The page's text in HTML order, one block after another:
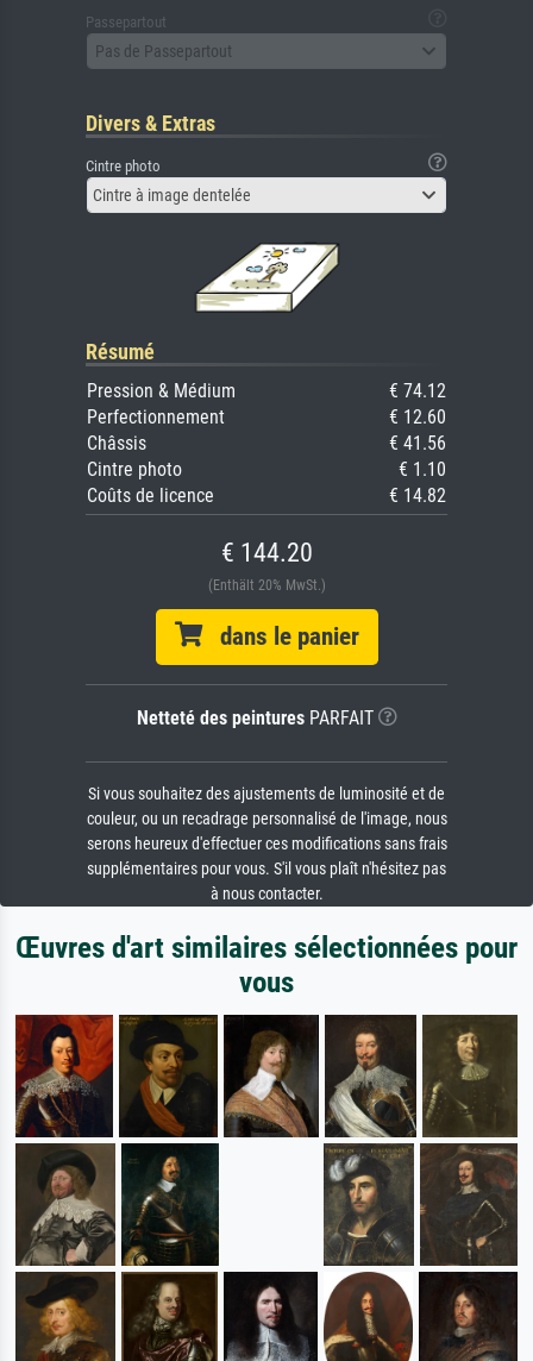
Passepartout
Pas de Passepartout
Divers & Extras
Cintre photo
Cintre à image dentelée
Résumé
Pression & Médium
€ 74.12
Perfectionnement
€ 12.60
Châssis
€ 41.56
Cintre photo
€ 1.10
Coûts de licence
€ 14.82
€ 144.20
(Enthält 20% MwSt.)
dans le panier
Netteté des peinturesPARFAIT
Si vous souhaitez des ajustements de luminosité et de
couleur, ou un recadrage personnalisé de l'image, nous
serons heureux d'effectuer ces modifications sans frais
supplémentaires pour vous. S'il vous plaît n'hésitez pas
à nous contacter.
Œuvres d'art similaires sélectionnées pour
vous